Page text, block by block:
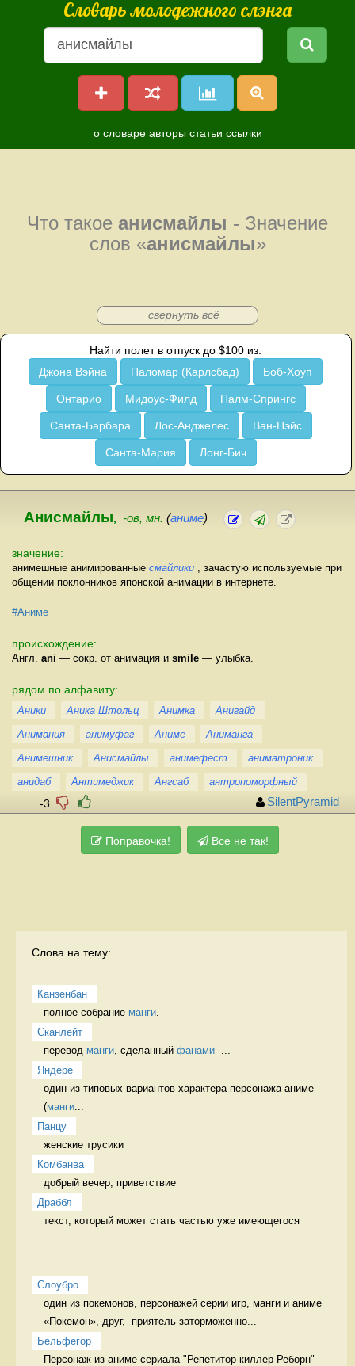
Словарь молодежного слэнга
о словаре авторы статьи ссылки
Что такое анисмайлы - Значение
слов «анисмайлы»
свернуть всё
Найти полет в отпуск до $100 из:
Джона Вэйна
Паломар (Карлсбад) Боб-Хоуп
Онтарио Мидоус-Филд Палм-Спрингс
Санта-Барбара Лос-Анджелес Ван-Нэйс
Санта-Мария Лонг-Бич
Анисмайлы, -ов, мн. (аниме)
значение:
анимешные анимированные смайлики , зачастую используемые при
общении поклонников японской анимации в интернете.
#Аниме
происхождение:
Англ. ani — сокр. от анимация и smile — улыбка.
рядом по алфавиту:
Аники Аника Штольц Анимка
Анигайд
Анимания
анимуфаг Аниме
Аниманга
Анимешник
Анисмайлы анимефест
аниматроник
анидаб
Антимеджик Ангсаб антропоморфный
-3 SilentPyramid
Поправочка! Все не так!
Слова на тему:
Канзенбан
полное собрание манги
Сканлейт
перевод манги , сделанный фанами
Яндере
один из типовых вариантов характера персонажа аниме
(манги
Панцу
женские трусики
Комбанва
добрый вечер, приветствие
Драббл
текст, который может стать частью уже имеющегося
Слоубро
один из покемонов, персонажей серии игр, манги и аниме
«Покемон», друг,  приятель заторможенно...
Бельфегор
Персонаж из аниме-сериала "Репетитор-киллер Реборн"